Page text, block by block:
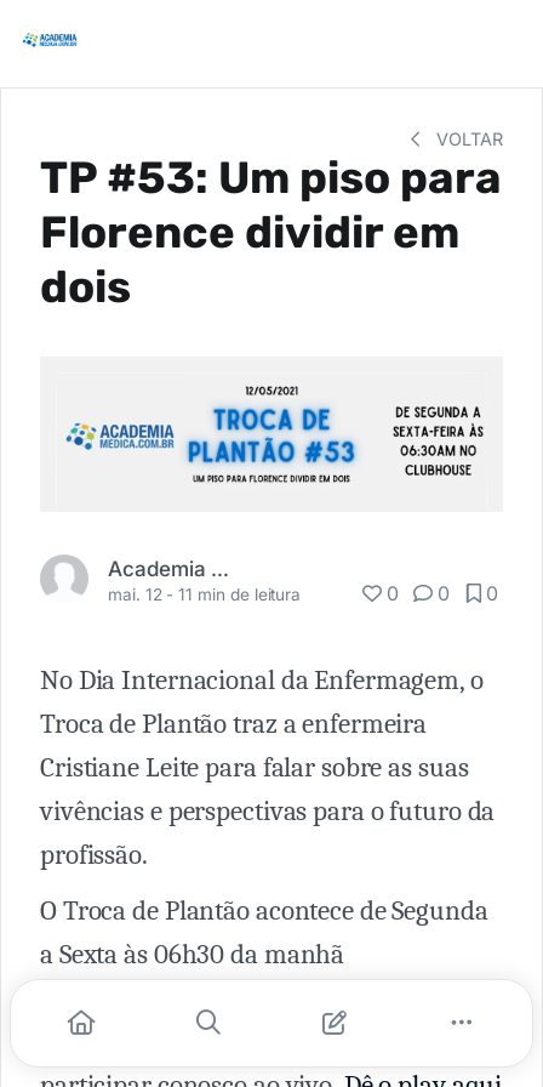
VOLTAR
TP #53: Um piso para
Florence dividir em
dois
Academia Médica
mai. 12 -11 min de leitura 0 0 0
No Dia Internacional da Enfermagem, o
Troca de Plantão traz a enfermeira
Cristiane Leite para falar sobre as suas
vivências e perspectivas para o futuro da
profissão.
O Troca de Plantão acontece de Segunda
a Sexta às 06h30 da manhã
Podcast para você que não pode